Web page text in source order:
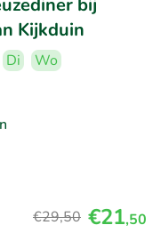
bij
Kijkduin
Di
Wo
€29,50 €21,50